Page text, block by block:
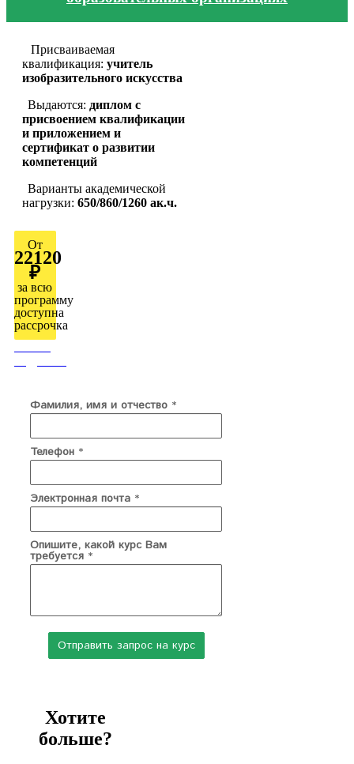
Присваиваемая
квалификация: учитель
изобразительного искусства
Выдаются: диплом с
присвоением квалификации
и приложением и
сертификат о развитии
компетенций
Варианты академической
нагрузки: 650/860/1260 ак.ч.
От
22120
₽
за всю
программу
доступна
рассрочка
Фамилия, имя и отчество *
Телефон *
Электронная почта *
Опишите, какой курс Вам
требуется *
Хотите
больше?